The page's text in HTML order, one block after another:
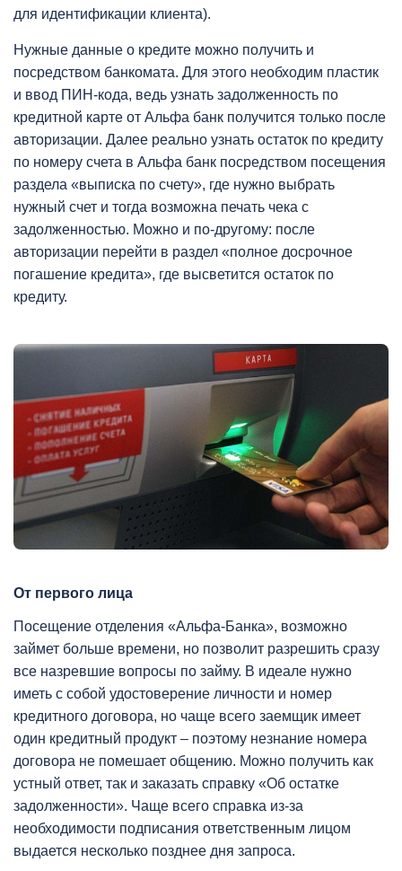
для идентификации клиента).
Нужные данные о кредите можно получить и
посредством банкомата. Для этого необходим пластик
и ввод ПИН-кода, ведь узнать задолженность по
кредитной карте от Альфа банк получится только после
авторизации. Далее реально узнать остаток по кредиту
по номеру счета в Альфа банк посредством посещения
раздела «выписка по счету», где нужно выбрать
нужный счет и тогда возможна печать чека с
задолженностью. Можно и по-другому: после
авторизации перейти в раздел «полное досрочное
погашение кредита», где высветится остаток по
кредиту.
От первого лица
Посещение отделения «Альфа-Банка», возможно
займет больше времени, но позволит разрешить сразу
все назревшие вопросы по займу. В идеале нужно
иметь с собой удостоверение личности и номер
кредитного договора, но чаще всего заемщик имеет
один кредитный продукт – поэтому незнание номера
договора не помешает общению. Можно получить как
устный ответ, так и заказать справку «Об остатке
задолженности». Чаще всего справка из-за
необходимости подписания ответственным лицом
выдается несколько позднее дня запроса.